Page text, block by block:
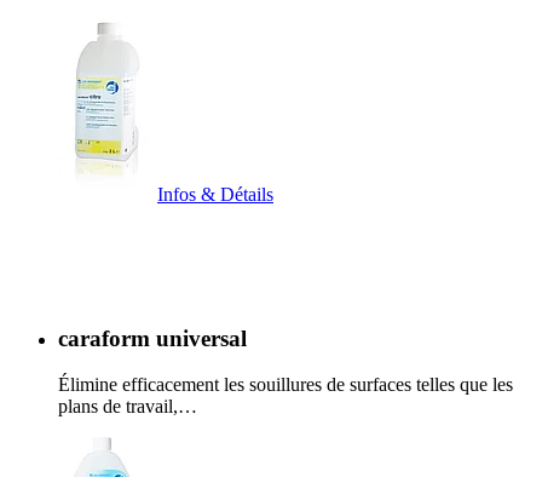
Infos & Détails
caraform universal
Élimine efficacement les souillures de surfaces telles que les
plans de travail,…